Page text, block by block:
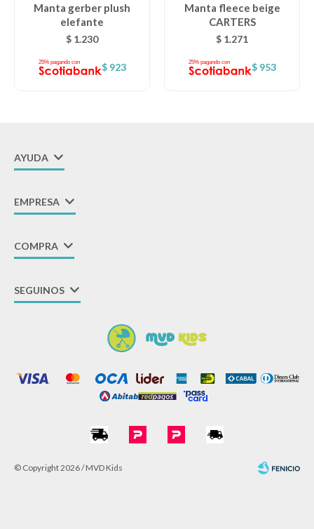
Manta gerber plush
elefante
$ 1.230
$ 923
Manta fleece beige
CARTERS
$ 1.271
$ 953
AYUDA
EMPRESA
COMPRA
SEGUINOS
© Copyright 2026 / MVD Kids